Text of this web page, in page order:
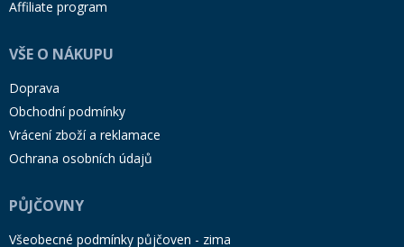
Affiliate program
VŠE O NÁKUPU
Doprava
Obchodní podmínky
Vrácení zboží a reklamace
Ochrana osobních údajů
PŮJČOVNY
Všeobecné podmínky půjčoven - zima